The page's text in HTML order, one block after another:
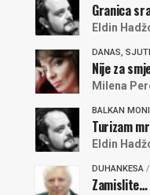
Granica
Eldin
DANAS,
Nije za
Milena
BALKAN
Turizam
Eldin
DUHANKESA /
Zamislite…